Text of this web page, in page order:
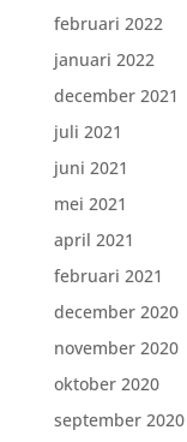
februari 2022
januari 2022
december 2021
juli 2021
juni 2021
mei 2021
april 2021
februari 2021
december 2020
november 2020
oktober 2020
september 2020